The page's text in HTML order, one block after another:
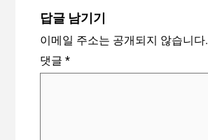
답글 남기기
이메일 주소는 공개되지 않습니다.
댓글 *